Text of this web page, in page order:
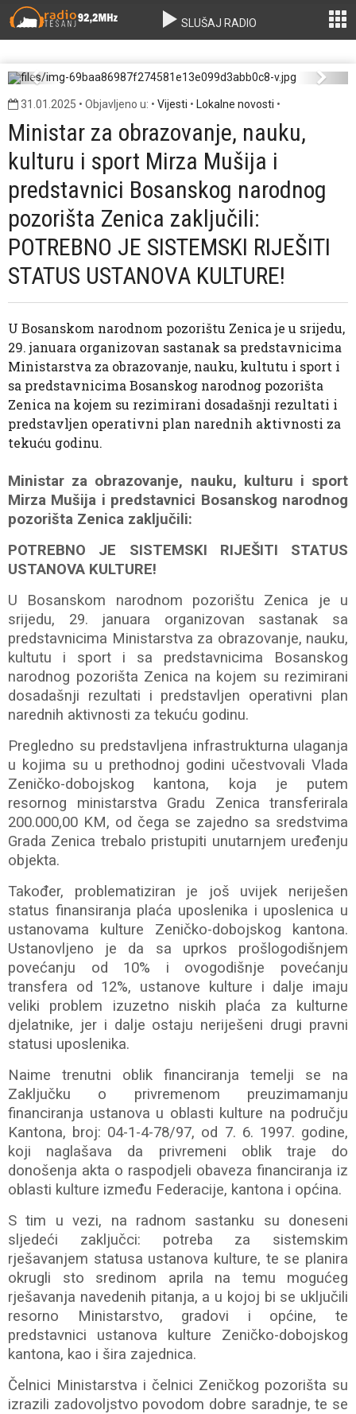
SLUŠAJ RADIO
img-69baa86987f274581e13e099d3abb0c8-
Previous Next
31.01.2025 • Objavljeno u: • Vijesti • Lokalne novosti •
Ministar za obrazovanje, nauku,
kulturu i sport Mirza Mušija i
predstavnici Bosanskog narodnog
pozorišta Zenica zaključili:
POTREBNO JE SISTEMSKI RIJEŠITI
STATUS USTANOVA KULTURE!
U Bosanskom narodnom pozorištu Zenica je u srijedu,
29. januara organizovan sastanak sa predstavnicima
Ministarstva za obrazovanje, nauku, kultutu i sport i
sa predstavnicima Bosanskog narodnog pozorišta
Zenica na kojem su rezimirani dosadašnji rezultati i
predstavljen operativni plan narednih aktivnosti za
tekuću godinu.
Ministar za obrazovanje, nauku, kulturu i sport
Mirza Mušija i predstavnici Bosanskog narodnog
pozorišta Zenica zaključili:
POTREBNO JE SISTEMSKI RIJEŠITI STATUS
USTANOVA KULTURE!
U Bosanskom narodnom pozorištu Zenica je u
srijedu, 29. januara organizovan sastanak sa
predstavnicima Ministarstva za obrazovanje, nauku,
kultutu i sport i sa predstavnicima Bosanskog
narodnog pozorišta Zenica na kojem su rezimirani
dosadašnji rezultati i predstavljen operativni plan
narednih aktivnosti za tekuću godinu.
Pregledno su predstavljena infrastrukturna ulaganja
u kojima su u prethodnoj godini učestvovali Vlada
Zeničko-dobojskog kantona, koja je putem
resornog ministarstva Gradu Zenica transferirala
200.000,00 KM, od čega se zajedno sa sredstvima
Grada Zenica trebalo pristupiti unutarnjem uređenju
objekta.
Također, problematiziran je još uvijek neriješen
status finansiranja plaća uposlenika i uposlenica u
ustanovama kulture Zeničko-dobojskog kantona.
Ustanovljeno je da sa uprkos prošlogodišnjem
povećanju od 10% i ovogodišnje povećanju
transfera od 12%, ustanove kulture i dalje imaju
veliki problem izuzetno niskih plaća za kulturne
djelatnike, jer i dalje ostaju neriješeni drugi pravni
statusi uposlenika.
Naime trenutni oblik financiranja temelji se na
Zaključku o privremenom preuzimamanju
financiranja ustanova u oblasti kulture na području
Kantona, broj: 04-1-4-78/97, od 7. 6. 1997. godine,
koji naglašava da privremeni oblik traje do
donošenja akta o raspodjeli obaveza financiranja iz
oblasti kulture između Federacije, kantona i općina.
S tim u vezi, na radnom sastanku su doneseni
sljedeći zaključci: potreba za sistemskim
rješavanjem statusa ustanova kulture, te se planira
okrugli sto sredinom aprila na temu mogućeg
rješavanja navedenih pitanja, a u kojoj bi se uključili
resorno Ministarstvo, gradovi i općine, te
predstavnici ustanova kulture Zeničko-dobojskog
kantona, kao i šira zajednica.
Čelnici Ministarstva i čelnici Zeničkog pozorišta su
izrazili zadovoljstvo povodom dobre saradnje, te se